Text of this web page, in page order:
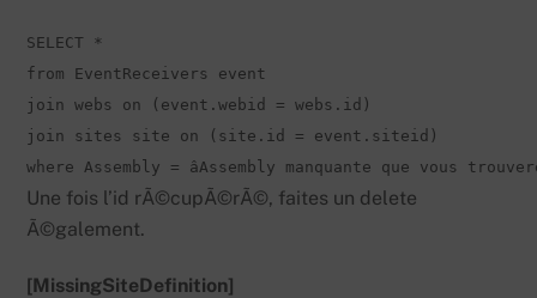
SELECT *
from EventReceivers event
join webs on (event.webid = webs.id)
join sites site on (site.id = event.siteid)
where Assembly = âAssembly manquante que vous
Une fois l’id rÃ©cupÃ©rÃ©, faites un delete
Ã©galement.
[MissingSiteDefinition]